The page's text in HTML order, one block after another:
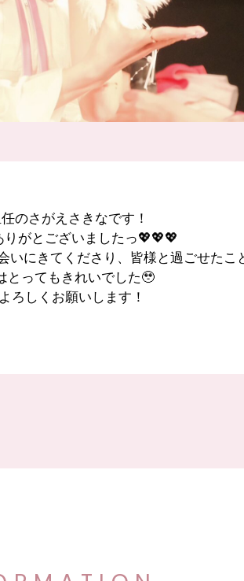
のさがえさきなです！
りがとございましたっ💖💖💖
にきてくださり、皆様と過ごせたこ
とってもきれいでした🥹
ろしくお願いします！